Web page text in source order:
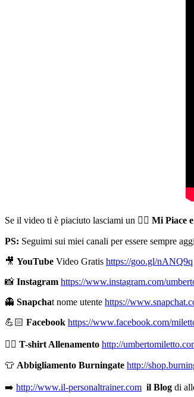
Se il video ti è piaciuto lasciami un 👍🏻 Mi Piace
PS: Seguimi sui miei canali per essere sempre
🎥 YouTube Video Gratis https://goo.gl/nANQ9q
📸 Instagram https://www.instagram.com/
👻 Snapchat nome utente https://
💪🏻 Facebook https://www.facebook.com/
🏋🏻 T-shirt Allenamento http://
👕 Abbigliamento Burningate http://
➡️ http://www.il-personaltrainer.com il Blog di